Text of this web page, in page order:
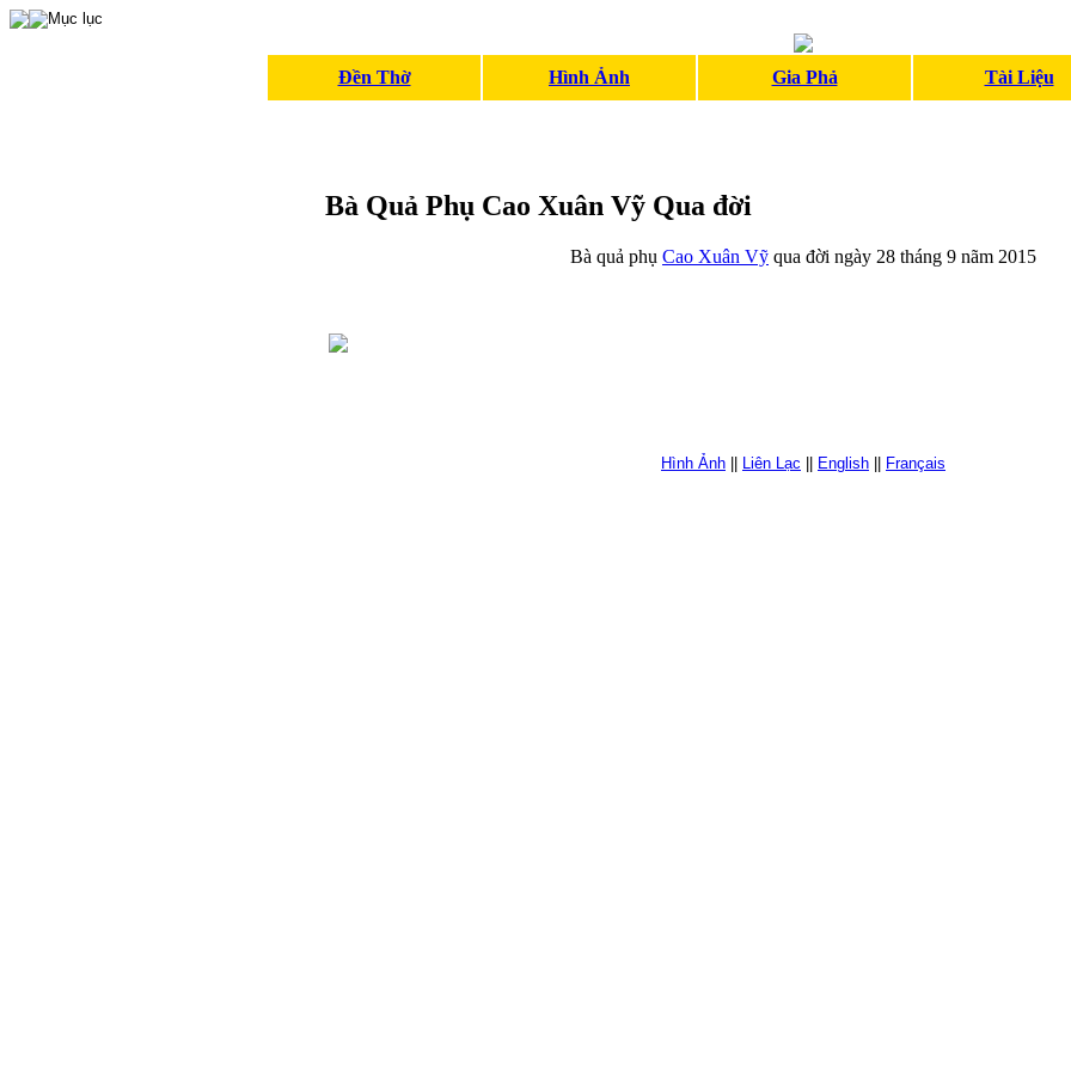
Đền Thờ Hình Ảnh Gia Phả Tài Liệu
Bà Quả Phụ Cao Xuân Vỹ Qua đời
Bà quả phụ Cao Xuân Vỹ qua đời ngày 28 tháng 9 nãm 2015
Hình Ảnh Liên Lạc English Français